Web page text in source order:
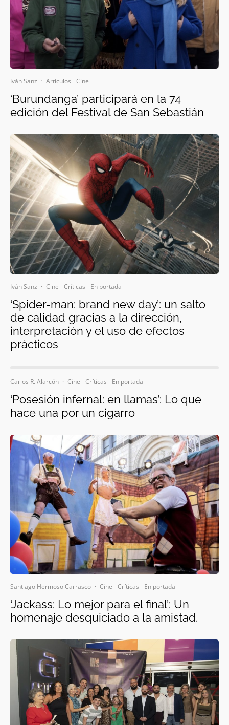
Iván Sanz · Artículos Cine
‘Burundanga’ participará en la 74
edición del Festival de San Sebastián
Iván Sanz · Cine Críticas En portada
‘Spider-man: brand new day’: un salto
de calidad gracias a la dirección,
interpretación y el uso de efectos
prácticos
Carlos R. Alarcón · Cine Críticas En portada
‘Posesión infernal: en llamas’: Lo que
hace una por un cigarro
Santiago Hermoso Carrasco · Cine Críticas En portada
‘Jackass: Lo mejor para el final’: Un
homenaje desquiciado a la amistad.